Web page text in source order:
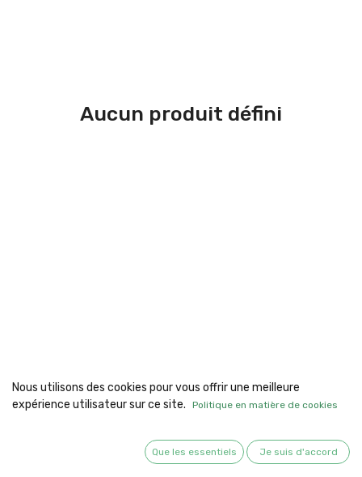
Aucun produit défini
Nous utilisons des cookies pour vous offrir une meilleure
expérience utilisateur sur ce site.
Politique en matière de cookies
Que les essentiels Je suis d'accord